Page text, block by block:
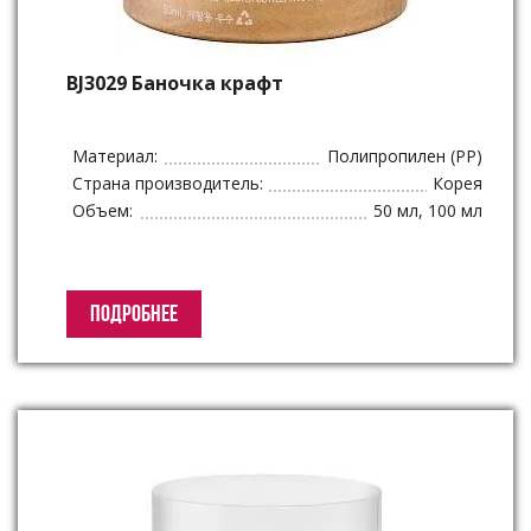
BJ3029 Баночка крафт
Материал:
Полипропилен (PP)
Страна производитель:
Корея
Объем:
50 мл, 100 мл
ПОДРОБНЕЕ